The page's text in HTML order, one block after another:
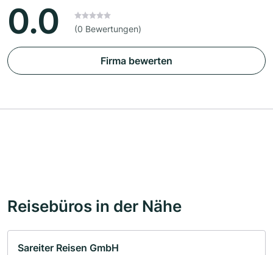
0.0 (0 Bewertungen)
Firma bewerten
Reisebüros in der Nähe
Sareiter Reisen GmbH